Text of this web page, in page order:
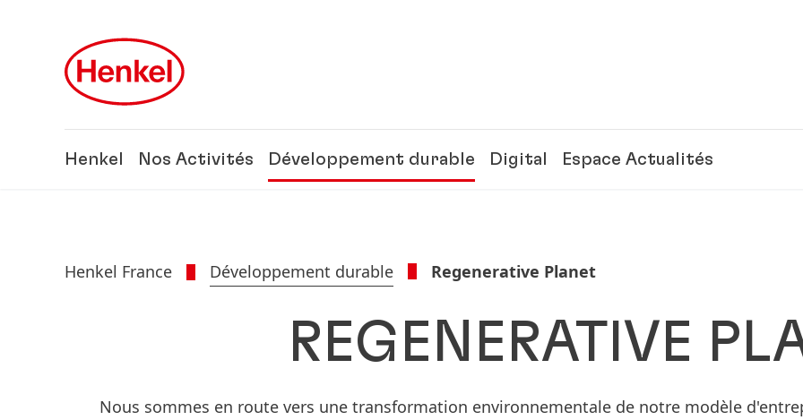
Henkel Nos Activités Développement durable Digital Espace Actualités
Henkel France Développement durable Regenerative Planet
REGENERATIVE
Nous sommes en route vers une transformation environnementale de notre modèle